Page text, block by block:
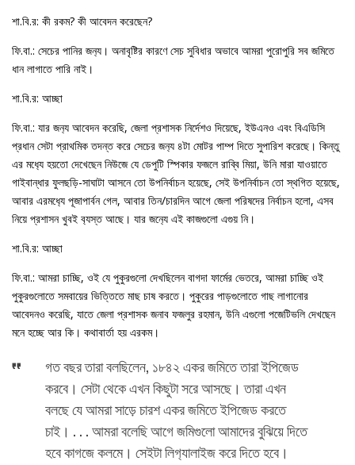
শা.বি.র: কী রকম? কী আবেদন করেছেন?
ফি.বা.: সেচের পানির জন‍্য। অনাবৃষ্টির কারণে সেচ সুবিধার অভাবে আমরা পুরোপুরি সব জমিতে
ধান লাগাতে পারি নাই।
শা.বি.র: আচ্ছা
ফি.বা.: যার জন‍্য আবেদন করেছি, জেলা প্রশাসক নির্দেশও দিয়েছে, ইউএনও এবং বিএডিসি
প্রধান সেটা প্রাথমিক তদন্ত করে সেচের জন‍্য ৪টা মোটর পাম্প দিতে সুপারিশ করেছে। কিন্তু
এর মধ‍্যে হয়তো দেখেছেন নিউজে যে ডেপুটি স্পিকার ফজলে রাব্বি মিয়া, উনি মারা যাওয়াতে
গাইবান্ধার ফুলছড়ি-সাঘাটা আসনে তো উপনির্বাচন হয়েছে, সেই উপনির্বাচন তো স্থগিত হয়েছে,
আবার এরমধ‍্যে পূজাপার্বন গেল, আবার তিন/চারদিন আগে জেলা পরিষদের নির্বাচন হলো, এসব
নিয়ে প্রশাসন খুবই ব‍্যস্ত আছে। যার জন‍্যে এই কাজগুলো এগুয় নি।
শা.বি.র: আচ্ছা
ফি.বা.: আমরা চাচ্ছি, ওই যে পুকুরগুলো দেখছিলেন বাগদা ফার্মের ভেতরে, আমরা চাচ্ছি ওই
পুকুরগুলোতে সমবায়ের ভিত্তিতে মাছ চাষ করতে। পুকুরের পাড়গুলোতে গাছ লাগানোর
আবেদনও করেছি, যাতে জেলা প্রশাসক জনাব ফজলুর রহমান, উনি এগুলো পজেটিভলি দেখছেন
মনে হচ্ছে আর কি। কথাবার্তা হয় এরকম।
গত বছর তারা বলছিলেন, ১৮৪২ একর জমিতে তারা ইপিজেড
করবে। সেটা থেকে এখন কিছুটা সরে আসছে। তারা এখন
বলছে যে আমরা সাড়ে চারশ একর জমিতে ইপিজেড করতে
চাই। . . . আমরা বলেছি আগে জমিগুলো আমাদের বুঝিয়ে দিতে
হবে কাগজে কলমে। সেইটা লিগ‍্যালাইজ করে দিতে হবে।